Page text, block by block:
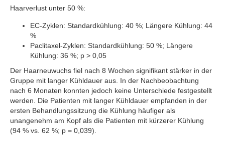
Haarverlust unter 50 %:
EC-Zyklen: Standardkühlung: 40 %; Längere Kühlung: 44
%
Paclitaxel-Zyklen: Standardkühlung: 50 %; Längere
Kühlung: 36 %; p > 0,05
Der Haarneuwuchs fiel nach 8 Wochen signifikant stärker in der
Gruppe mit langer Kühldauer aus. In der Nachbeobachtung
nach 6 Monaten konnten jedoch keine Unterschiede festgestellt
werden. Die Patienten mit langer Kühldauer empfanden in der
ersten Behandlungssitzung die Kühlung häufiger als
unangenehm am Kopf als die Patienten mit kürzerer Kühlung
(94 % vs. 62 %; p = 0,039).